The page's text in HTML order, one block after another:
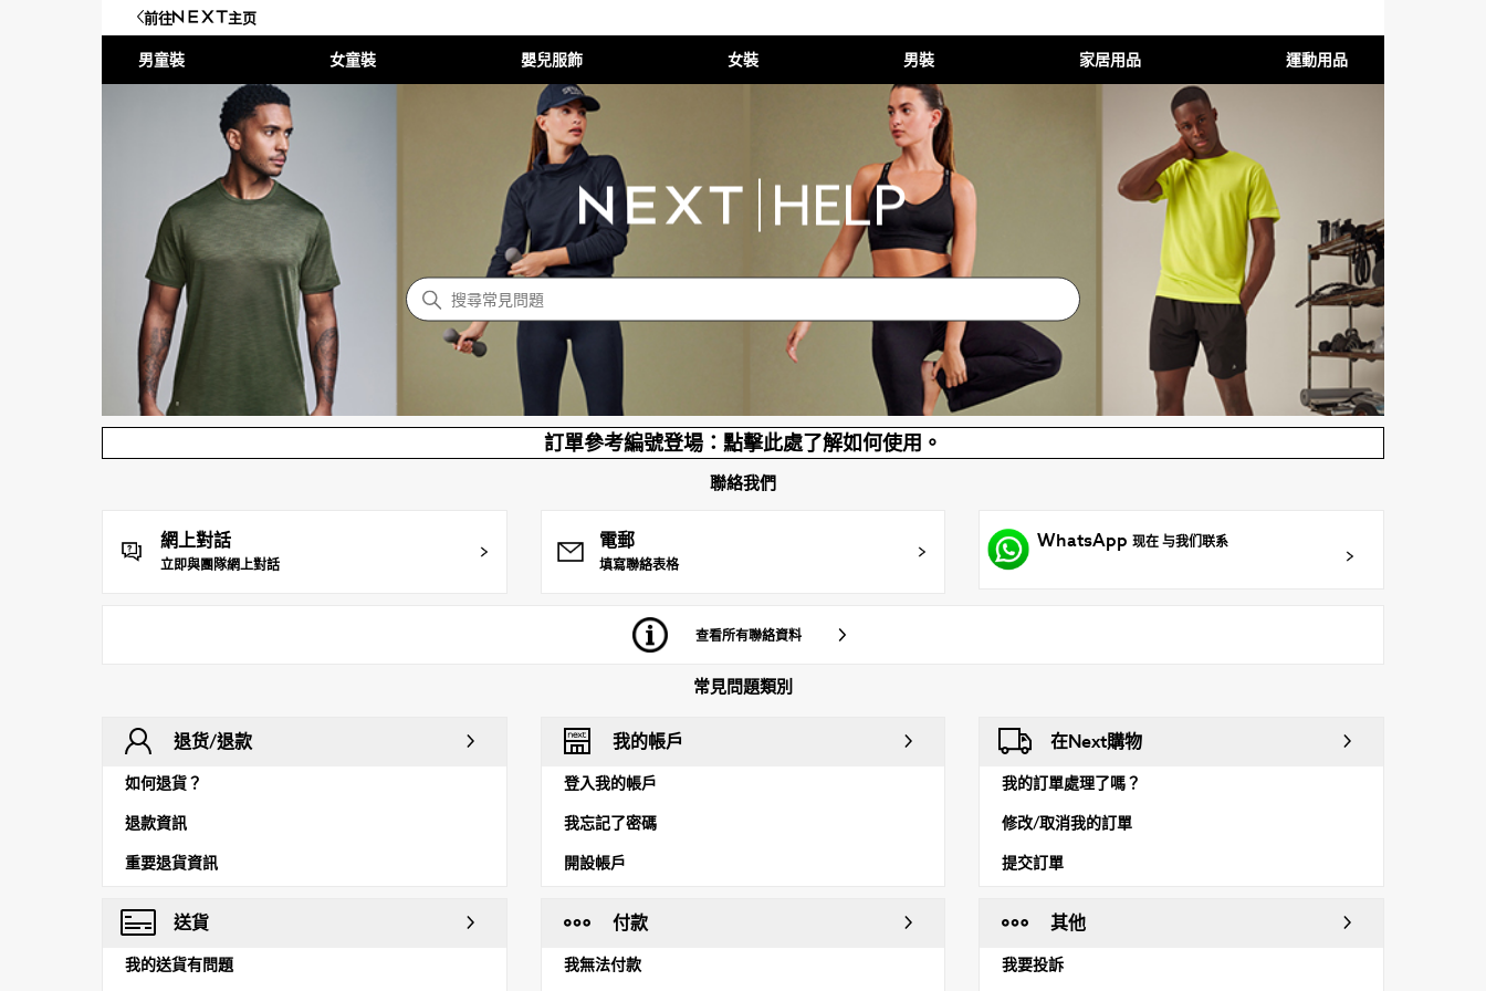
前往 主页
男童裝 女童裝 嬰兒服飾 女裝 男裝 家居用品 運動用品
NEXT 帮助中心
搜尋
訂單參考編號登場：點擊此處了解如何使用。
聯絡我們
網上對話
立即與團隊網上對話
電郵
填寫聯絡表格
WhatsApp 现在 与我们联系
查看所有聯絡資料
常見問題類別
退货/退款
如何退貨？
退款資訊
重要退貨資訊
我的帳戶
登入我的帳戶
我忘記了密碼
開設帳戶
在Next購物
我的訂單處理了嗎？
修改/取消我的訂單
提交訂單
送貨
我的送貨有問題
付款
我無法付款
其他
我要投訴